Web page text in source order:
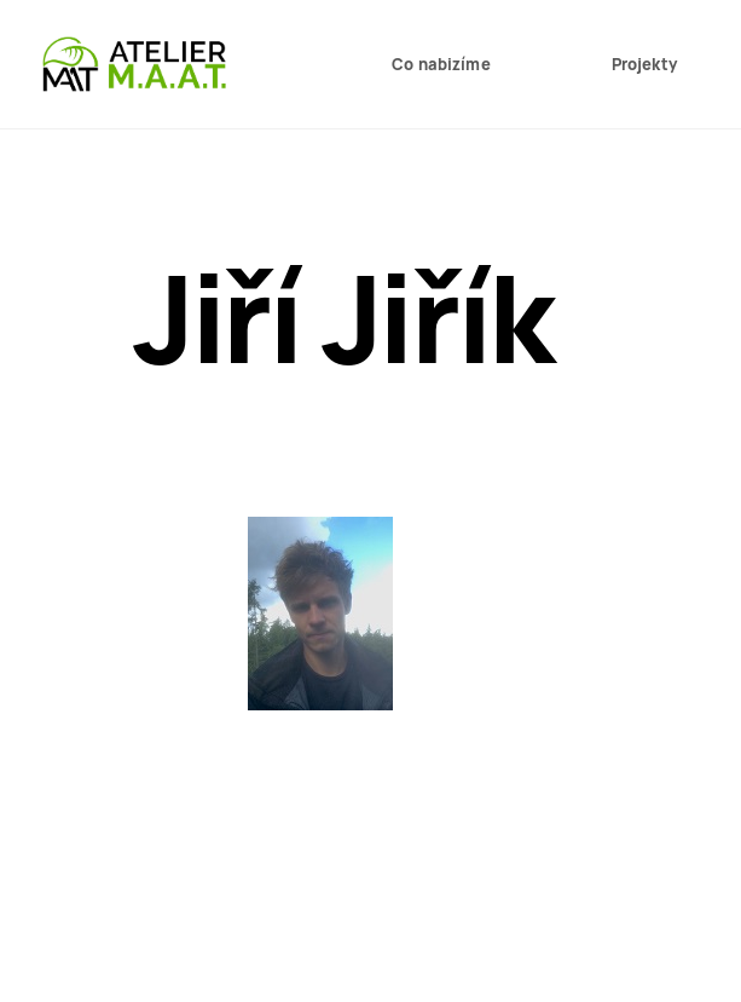
Co nabizíme Projekty
Jiří Jiřík